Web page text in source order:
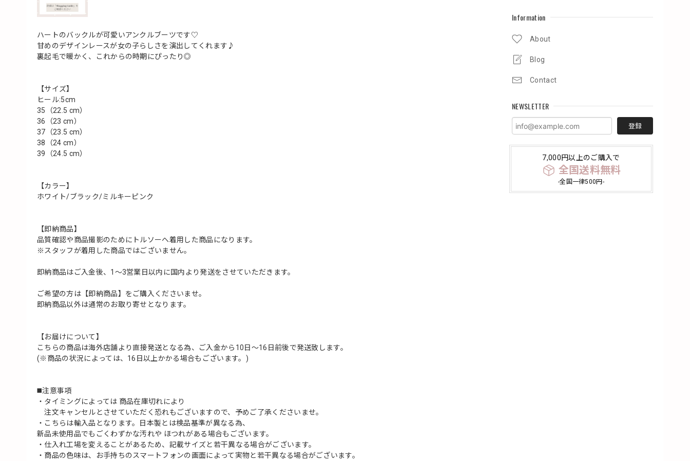
Information
About
Blog
Contact
NEWSLETTER
登録
7,000円以上のご購入で
全国送料無料
-全国一律500円-
ハートのバックルが可愛いアンクルブーツです♡
甘めのデザインレースが女の子らしさを演出してくれます♪
裏起毛で暖かく、これからの時期にぴったり◎
【サイズ】
ヒール:5cm
35（22.5 cm）
36（23 cm）
37（23.5 cm）
38（24 cm）
39（24.5 cm）
【カラー】
ホワイト/ブラック/ミルキーピンク
【即納商品】
品質確認や商品撮影のためにトルソーへ着用した商品になります。
※スタッフが着用した商品ではございません。
即納商品はご入金後、1〜3営業日以内に国内より発送をさせていただきます。
ご希望の方は【即納商品】をご購入くださいませ。
即納商品以外は通常のお取り寄せとなります。
【お届けについて】
こちらの商品は海外店舗より直接発送となる為、ご入金から10日〜16日前後で発送致します。
(※商品の状況によっては、16日以上かかる場合もございます。)
◼️注意事項
・タイミングによっては 商品在庫切れにより
注文キャンセルとさせていただく恐れもございますので、予めご了承くださいませ。
・こちらは輸入品となります。日本製とは検品基準が異なる為、
新品未使用品でもごくわずかな汚れや ほつれがある場合もございます。
・仕入れ工場を変えることがあるため、記載サイズと若干異なる場合がございます。
・商品の色味は、お手持ちのスマートフォンの画面によって実物と若干異なる場合がございます。